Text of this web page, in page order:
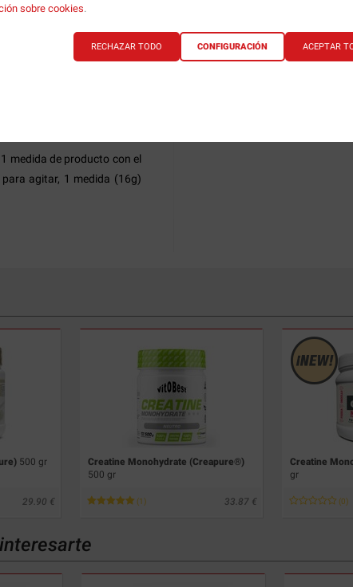
sobre cookies.
ACEPTAR
RECHAZAR TODO CONFIGURACIÓN
mezclar, 1 medida (3
tomar 1 medida del
(5 gr) después de
gr) con 250 ml de agua y
medida de producto con el
agitar, 1 medida (16g)
500 gr
29.90
Creatine Monohydrate (Creapure®)
500 gr
(1) 33.87
Creatine
gr
(0)